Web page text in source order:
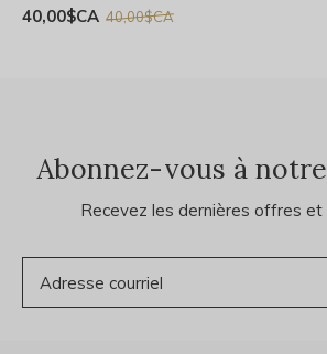
40,00$CA 40,00$CA
Abonnez-vous à
Recevez les dernières offres